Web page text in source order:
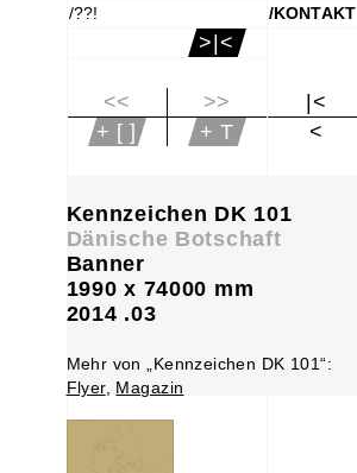
/??!
/KONTAKT
>|<
<<
>>
+ [ ]
+ T
|<
<
Kennzeichen DK 101
Dänische Botschaft
Banner
1990 x 74000 mm
2014 .03
Mehr von „Kennzeichen DK 101“:
Flyer, Magazin